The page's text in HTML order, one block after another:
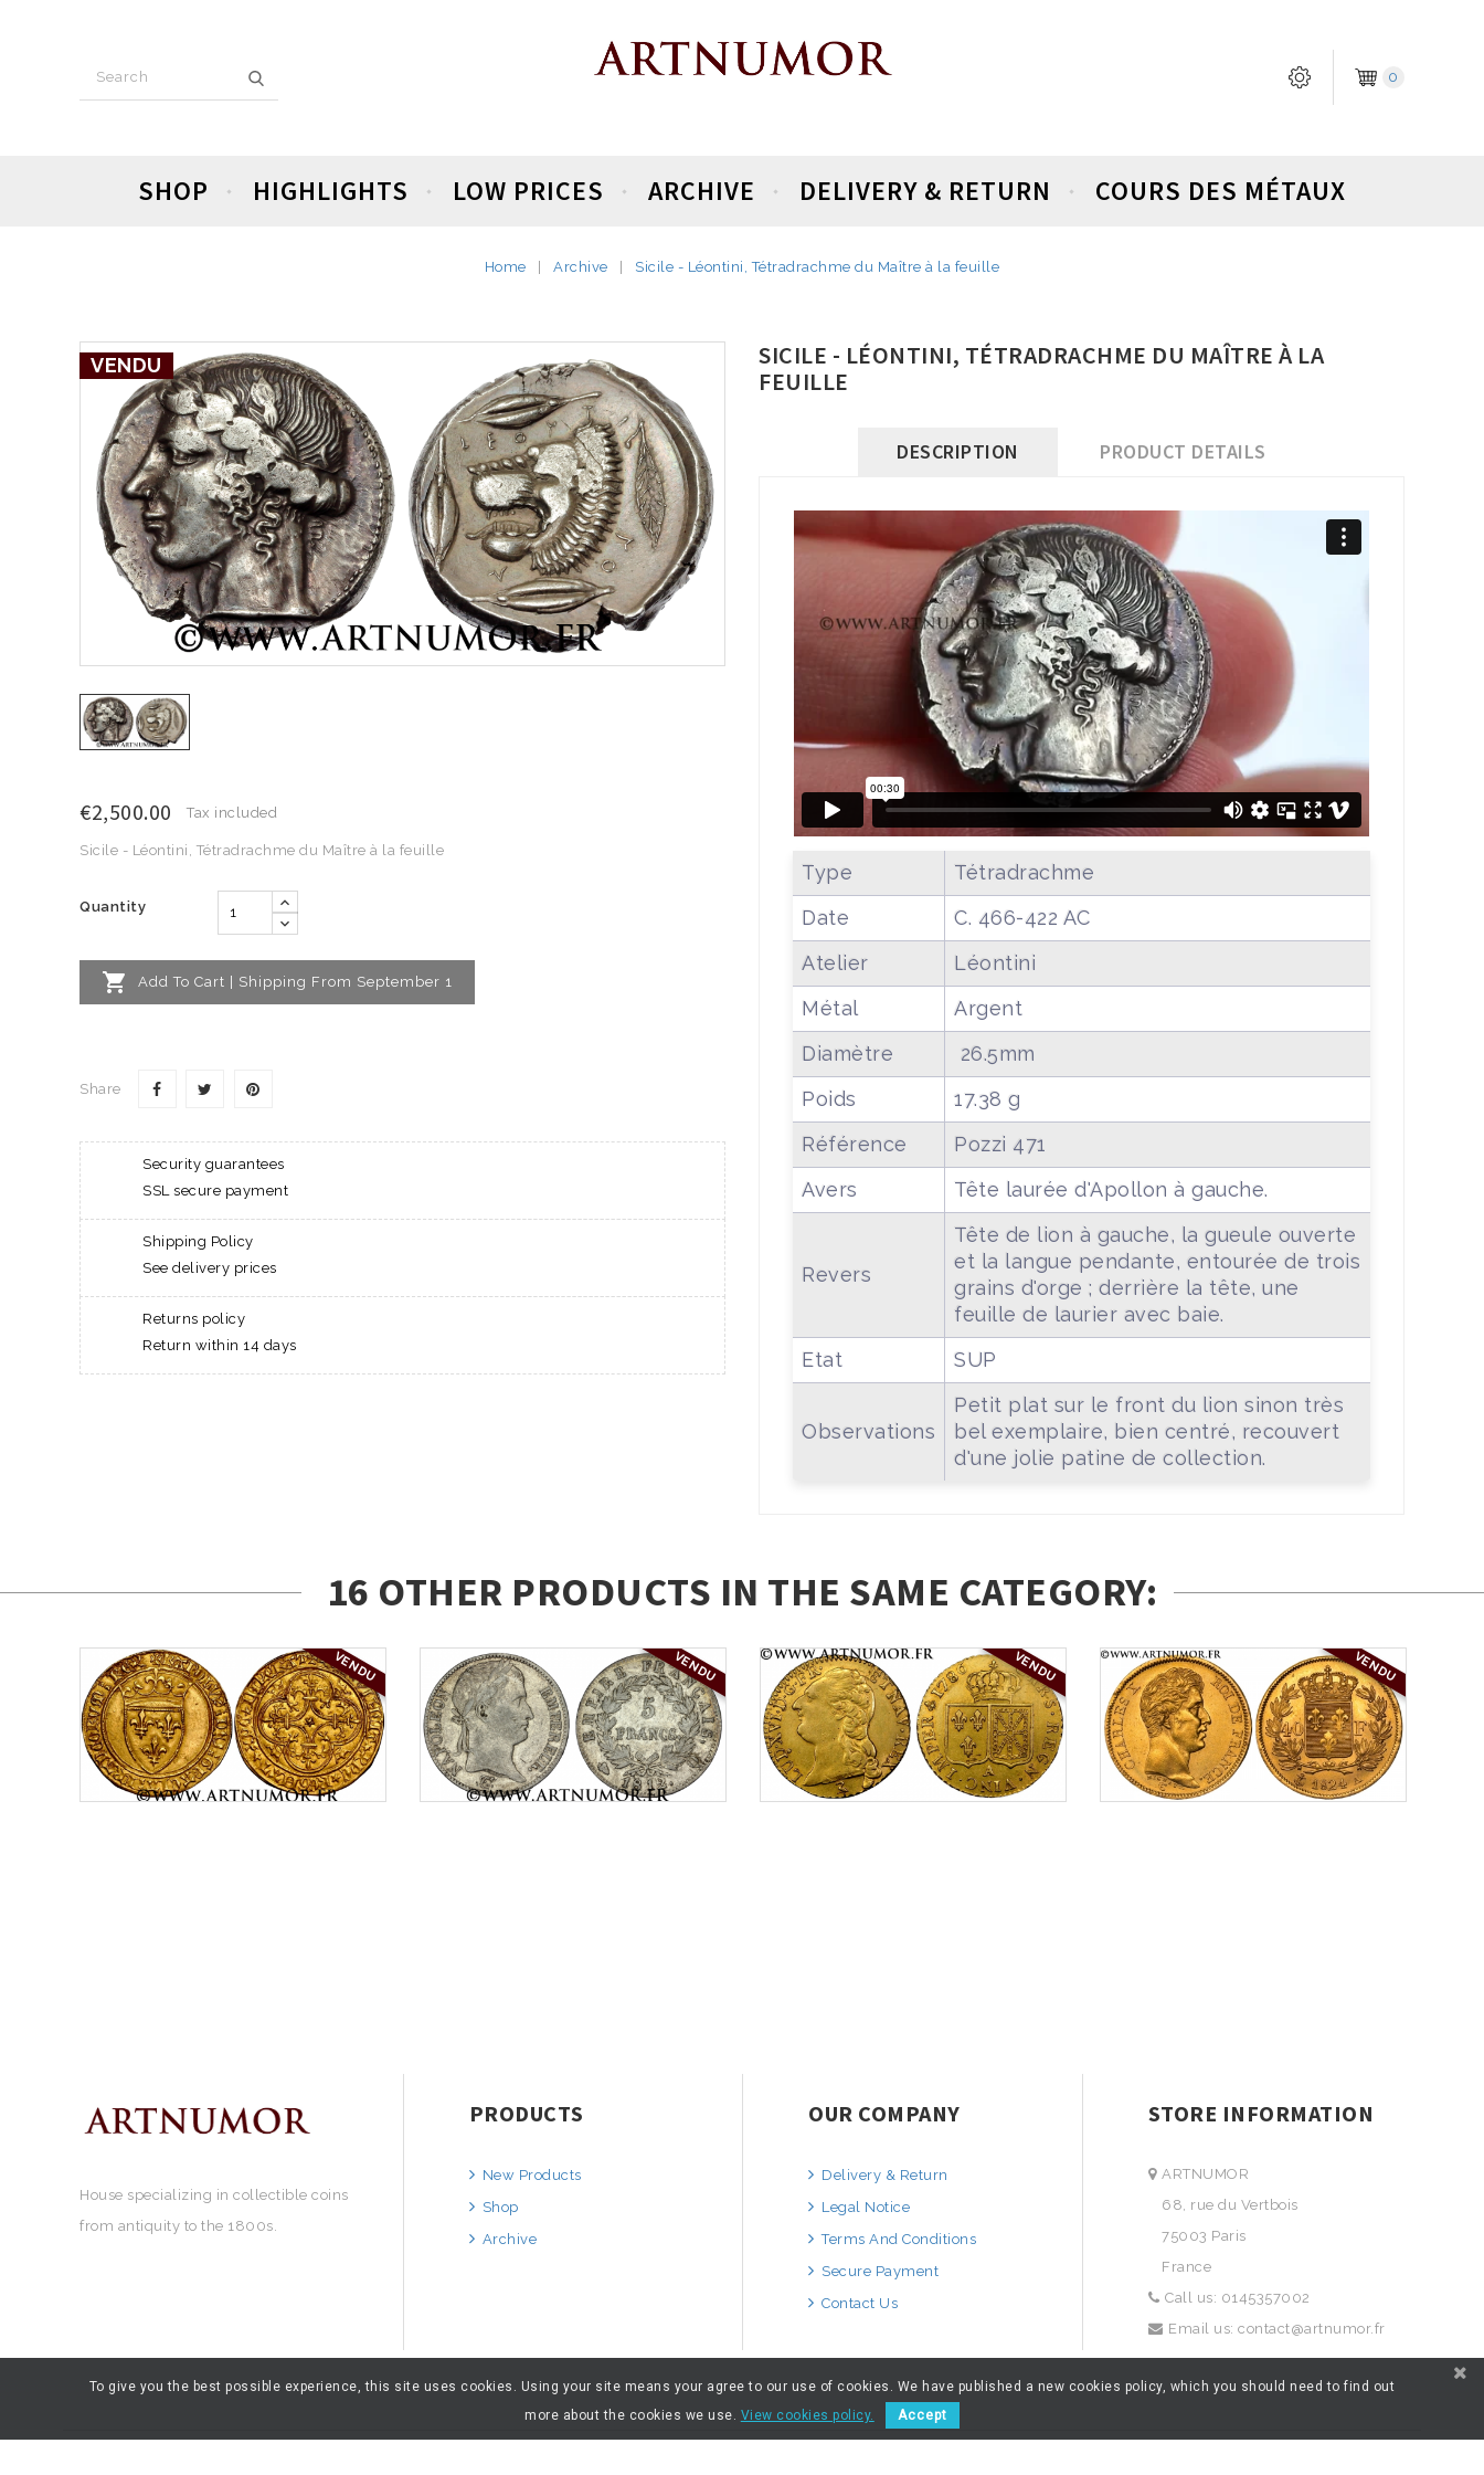
0
SHOP HIGHLIGHTS LOW PRICES ARCHIVE DELIVERY & RETURN COURS DES MÉTAUX
Home Archive Sicile - Léontini, Tétradrachme du Maître à la feuille
VENDU
€2,500.00 Tax included
Sicile - Léontini, Tétradrachme du Maître à la feuille
Quantity
 Add To Cart | Shipping From September 1
Share
Security guarantees
SSL secure payment
Shipping Policy
See delivery prices
Returns policy
Return within 14 days
SICILE - LÉONTINI, TÉTRADRACHME DU MAÎTRE À LA
FEUILLE
DESCRIPTION PRODUCT DETAILS
Type
Tétradrachme
Date
C. 466-422 AC
Atelier
Léontini
Métal
Argent
Diamètre
26.5mm
Poids
17.38 g
Référence
Pozzi 471
Avers
Tête laurée d'Apollon à gauche.
Revers
Tête de lion à gauche, la gueule ouverte
et la langue pendante, entourée de trois
grains d'orge ; derrière la tête, une
feuille de laurier avec baie.
Etat
SUP
Observations
Petit plat sur le front du lion sinon très
bel exemplaire, bien centré, recouvert
d'une jolie patine de collection.
16 OTHER PRODUCTS IN THE SAME CATEGORY:
VENDU VENDU VENDU VENDU
House specializing in collectible coins
from antiquity to the 1800s.
PRODUCTS
New Products
Shop
Archive
OUR COMPANY
Delivery & Return
Legal Notice
Terms And Conditions
Secure Payment
Contact Us
STORE INFORMATION
ARTNUMOR
68, rue du Vertbois
75003 Paris
France
Call us: 0145357002
Email us: contact@artnumor.fr
To give you the best possible experience, this site uses cookies. Using your site means your agree to our use of cookies. We have published a new cookies policy, which you should need to find out
more about the cookies we use. View cookies policy. Accept